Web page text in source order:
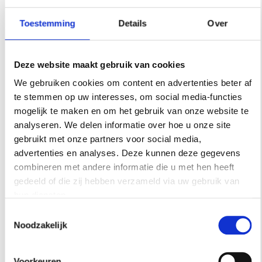
Toestemming Details Over
Deze website maakt gebruik van cookies
We gebruiken cookies om content en advertenties beter af
te stemmen op uw interesses, om social media-functies
mogelijk te maken en om het gebruik van onze website te
analyseren. We delen informatie over hoe u onze site
gebruikt met onze partners voor social media,
advertenties en analyses. Deze kunnen deze gegevens
combineren met andere informatie die u met hen heeft
gedeeld of die zij hebben verzameld via uw gebruik van
Noodzakelijk
CHRISTIAN WIJNANTS –
BLAUWE BRIL
Wie fan is van het geweldige kleurgebruik van
Belgisch modeontwerper Christian Wijnants zal